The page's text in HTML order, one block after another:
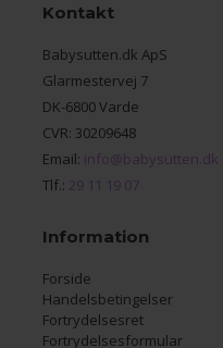
Kontakt
Babysutten.dk ApS
Glarmestervej 7
DK-6800 Varde
CVR: 30209648
Email: info@babysutten.dk
Tlf.: 29 11 19 07
Information
Forside
Handelsbetingelser
Fortrydelsesret
Fortrydelsesformular